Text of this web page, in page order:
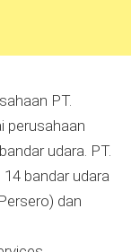
PT.
perusahaan
udara. PT.
bandar udara
dan